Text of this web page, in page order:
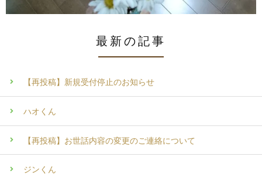
最新の記事
【再投稿】新規受付停止のお知らせ
ハオくん
【再投稿】お世話内容の変更のご連絡について
ジンくん